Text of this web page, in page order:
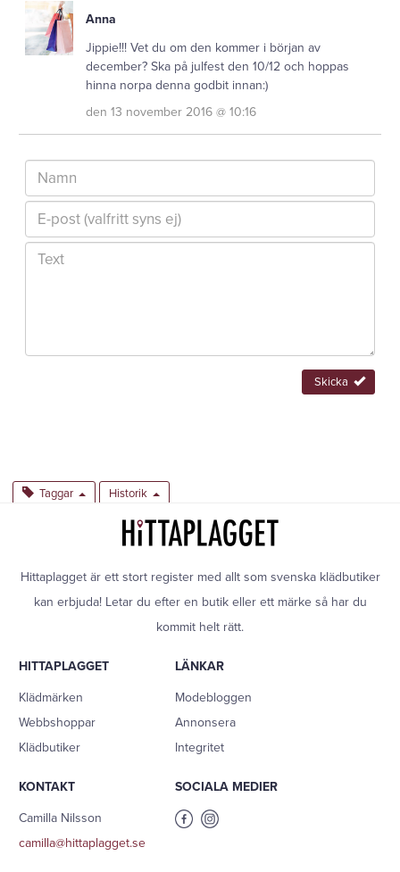
Anna
Jippie!!! Vet du om den kommer i början av
december? Ska på julfest den 10/12 och hoppas
hinna norpa denna godbit innan:)
den 13 november 2016 @ 10:16
Skicka
Taggar Historik
Hittaplagget är ett stort register med allt som svenska klädbutiker
kan erbjuda! Letar du efter en butik eller ett märke så har du
kommit helt rätt.
HITTAPLAGGET
Klädmärken
Webbshoppar
Klädbutiker
LÄNKAR
Modebloggen
Annonsera
Integritet
KONTAKT
Camilla Nilsson
camilla@hittaplagget.se
SOCIALA MEDIER